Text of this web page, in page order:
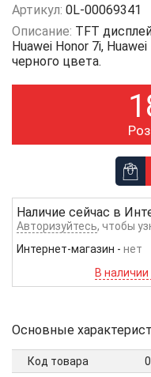
Артикул: 0L-00069341
Описание: TFT
Huawei Honor 7i,
черного цвета.
Наличие сейчас в
Авторизуйтесь, чтобы
Интернет-магазин - нет
В
Основные
Код товара